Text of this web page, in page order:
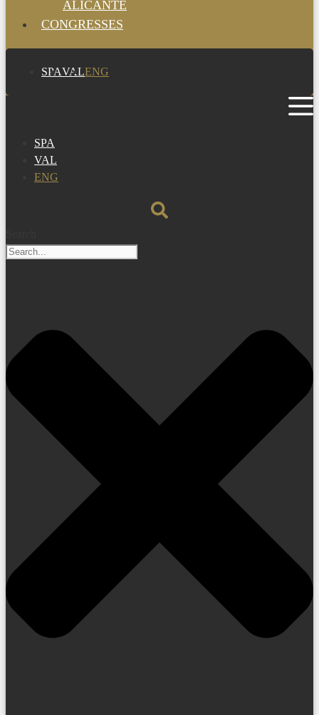
ALICANTE
CONGRESSES
SPAVALENG
SPA
VAL
ENG